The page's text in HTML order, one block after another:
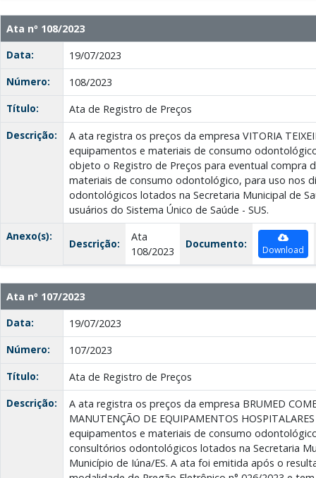
Ata nº 108/2023
Data:
19/07/2023
Número:
108/2023
Título:
Ata de Registro de Preços
Descrição:
A ata registra os preços da empresa VITORIA
equipamentos e materiais de consumo
objeto o Registro de Preços para eventual compra
materiais de consumo odontológico, para uso nos
odontológicos lotados na Secretaria Municipal de
usuários do Sistema Único de Saúde - SUS.
Anexo(s):
Descrição:
Ata
108/2023
Documento: Download
Ata nº 107/2023
Data:
19/07/2023
Número:
107/2023
Título:
Ata de Registro de Preços
Descrição:
A ata registra os preços da empresa BRUMED
MANUTENÇÃO DE EQUIPAMENTOS
equipamentos e materiais de consumo
consultórios odontológicos lotados na Secretaria
Município de Iúna/ES. A ata foi emitida após o